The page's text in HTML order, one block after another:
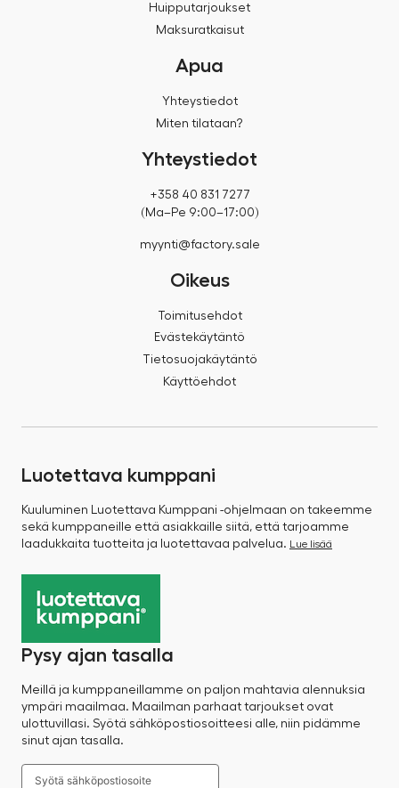
Huipputarjoukset
Maksuratkaisut
Apua
Yhteystiedot
Miten tilataan?
Yhteystiedot
+358 40 831 7277
(Ma–Pe 9:00–17:00)
myynti@factory.sale
Oikeus
Toimitusehdot
Evästekäytäntö
Tietosuojakäytäntö
Käyttöehdot
Luotettava kumppani
Kuuluminen Luotettava Kumppani -ohjelmaan on takeemme
sekä kumppaneille että asiakkaille siitä, että tarjoamme
laadukkaita tuotteita ja luotettavaa palvelua. Lue lisää
Pysy ajan tasalla
Meillä ja kumppaneillamme on paljon mahtavia alennuksia
ympäri maailmaa. Maailman parhaat tarjoukset ovat
ulottuvillasi. Syötä sähköpostiosoitteesi alle, niin pidämme
sinut ajan tasalla.